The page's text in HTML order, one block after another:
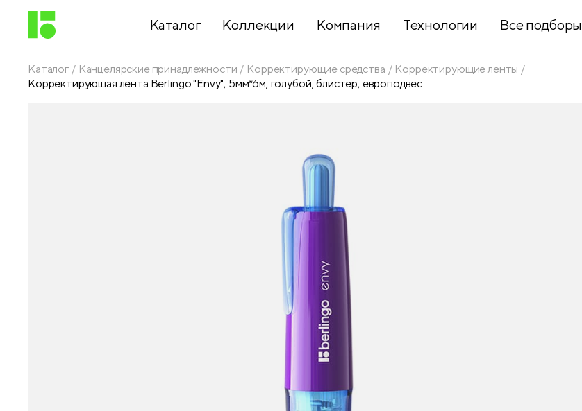
Каталог Коллекции Компания Технологии Все подборы
Каталог Канцелярские принадлежности Корректирующие средства
Корректирующие ленты
Корректирующая лента Berlingo "Envy", 5мм*6м, голубой, блистер, европодвес